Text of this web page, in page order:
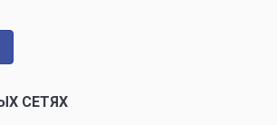
СЕТЯХ